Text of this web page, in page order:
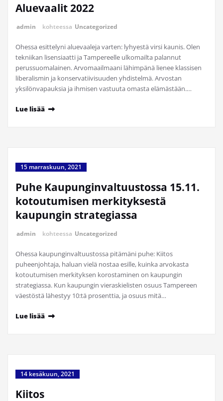
Aluevaalit 2022
admin kohteessa Uncategorized
Ohessa esittelyni aluevaaleja varten: lyhyestä virsi kaunis. Olen
tekniikan lisensiaatti ja Tampereelle ulkomailta palannut
perussuomalainen. Arvomaailmaani lähimpänä lienee klassisen
liberalismin ja konservatiivisuuden yhdistelmä. Arvostan
yksilönvapauksia ja ihmisen vastuuta omasta elämästään.…
Lue lisää
15 marraskuun, 2021
Puhe Kaupunginvaltuustossa 15.11.
kotoutumisen merkityksestä
kaupungin strategiassa
admin kohteessa Uncategorized
Ohessa kaupunginvaltuustossa pitämäni puhe: Kiitos
puheenjohtaja, haluan vielä nostaa esille, kuinka arvokasta
kotoutumisen merkityksen korostaminen on kaupungin
strategiassa. Kun kaupungin vieraskielisten osuus Tampereen
väestöstä lähestyy 10:tä prosenttia, ja osuus mitä…
Lue lisää
14 kesäkuun, 2021
Kiitos